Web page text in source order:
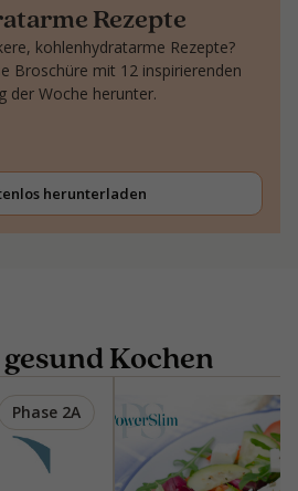
Rezepte
kohlenhydratarme Rezepte?
Broschüre mit 12 inspirierenden
der Woche herunter.
herunterladen
Kochen
Phase 2A